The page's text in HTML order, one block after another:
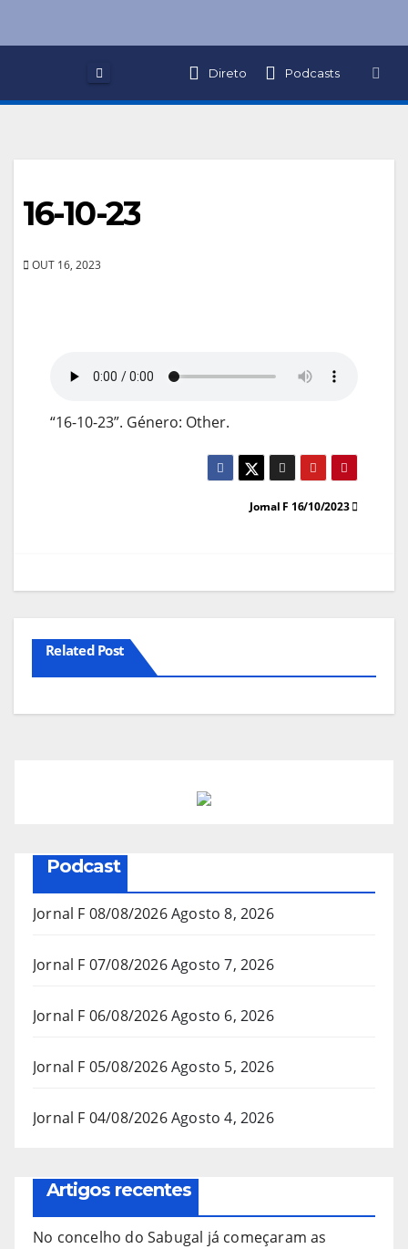
Direto Podcasts
16-10-23
OUT 16, 2023
“16-10-23”. Género: Other.
Jornal F 16/10/2023
Related Post
Podcast
Jornal F 08/08/2026Agosto 8, 2026
Jornal F 07/08/2026Agosto 7, 2026
Jornal F 06/08/2026Agosto 6, 2026
Jornal F 05/08/2026Agosto 5, 2026
Jornal F 04/08/2026Agosto 4, 2026
Artigos recentes
No concelho do Sabugal já começaram as